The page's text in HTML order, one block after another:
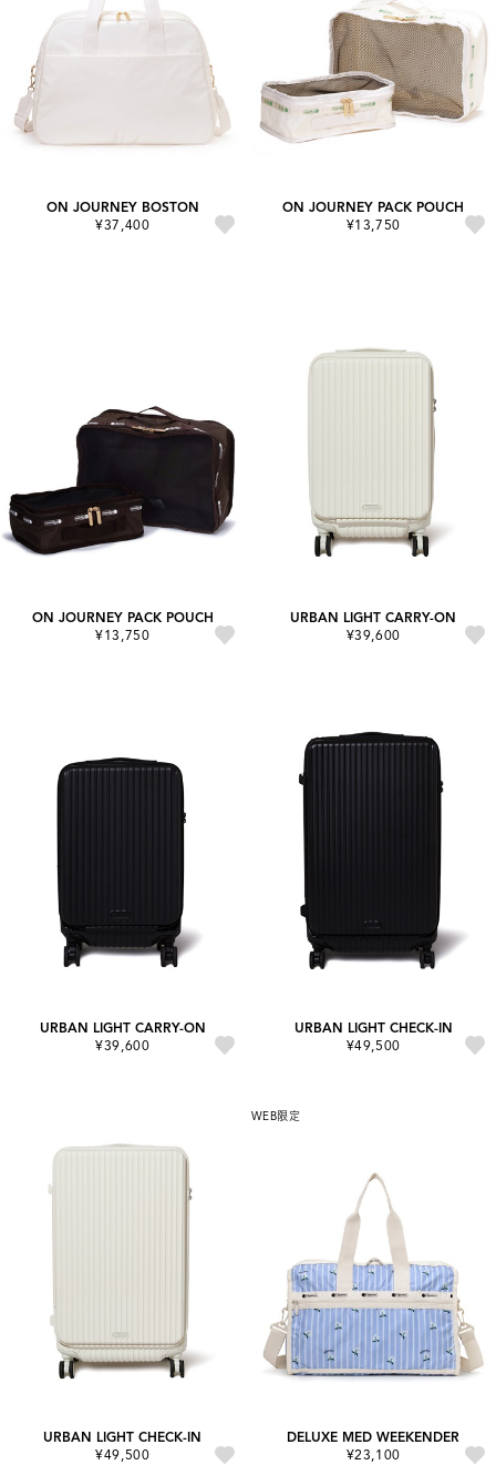
ON JOURNEY BOSTON
¥37,400
ON JOURNEY PACK POUCH
¥13,750
ON JOURNEY PACK POUCH
¥13,750
URBAN LIGHT CARRY-ON
¥39,600
URBAN LIGHT CARRY-ON
¥39,600
URBAN LIGHT CHECK-IN
¥49,500
URBAN LIGHT CHECK-IN
¥49,500
WEB限定
DELUXE MED WEEKENDER
¥23,100